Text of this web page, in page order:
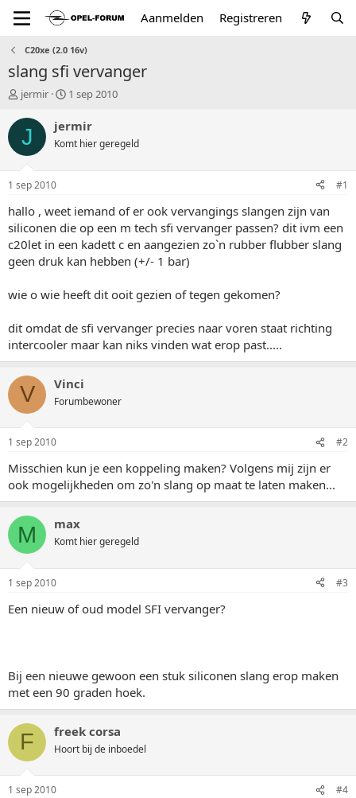
Aanmelden Registreren
C20xe (2.0 16v)
slang sfi vervanger
T
p
a
r
t
e
r
jermir
S
a
t
u
m
1 sep 2010
J jermir
Komt hier geregeld
1 sep 2010 #1
hallo , weet iemand of er ook vervangings slangen zijn van
siliconen die op een m tech sfi vervanger passen? dit ivm een
c20let in een kadett c en aangezien zo`n rubber flubber slang
geen druk kan hebben (+/- 1 bar)
wie o wie heeft dit ooit gezien of tegen gekomen?
dit omdat de sfi vervanger precies naar voren staat richting
intercooler maar kan niks vinden wat erop past.....
V Vinci
Forumbewoner
1 sep 2010 #2
Misschien kun je een koppeling maken? Volgens mij zijn er
ook mogelijkheden om zo'n slang op maat te laten maken...
M max
Komt hier geregeld
1 sep 2010 #3
Een nieuw of oud model SFI vervanger?
Bij een nieuwe gewoon een stuk siliconen slang erop maken
met een 90 graden hoek.
F freek corsa
Hoort bij de inboedel
1 sep 2010 #4